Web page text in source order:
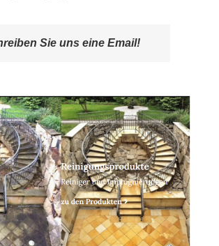
Sie uns eine Email!